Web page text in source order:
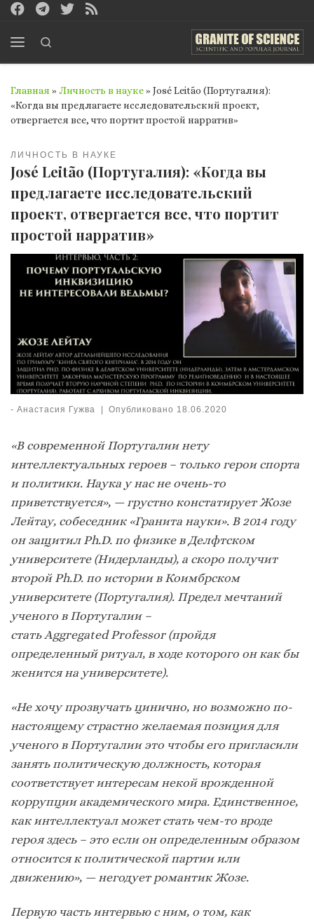
Перейти к содержимому
Главная » Личность в науке» José Leitão (Португалия):
«Когда вы предлагаете исследовательский проект,
отвергается все, что портит простой нарратив»
ЛИЧНОСТЬ В НАУКЕ
José Leitão (Португалия): «Когда вы
предлагаете исследовательский
проект, отвергается все, что портит
простой нарратив»
- Анастасия Гужва | Опубликовано 18.06.2020
«В современной Португалии нету
интеллектуальных героев – только герои спорта
и политики. Наука у нас не очень-то
приветствуется», — грустно констатирует Жозе
Лейтау, собеседник «Гранита науки». В 2014 году
он защитил Ph.D. по физике в Делфтском
университете (Нидерланды), а скоро получит
второй Ph.D. по истории в Коимбрском
университете (Португалия). Предел мечтаний
ученого в Португалии –
статьAggregatedProfessor (пройдя
определенный ритуал, в ходе которого он как бы
женится на университете).
«Не хочу прозвучать цинично, но возможно по-
настоящему страстно желаемая позиция для
ученого в Португалии это чтобы его пригласили
занять политическую должность, которая
соответствует интересам некой врожденной
коррупции академического мира. Единственное,
как интеллектуал может стать чем-то вроде
героя здесь – это если он определенным образом
относится к политической партии или
движению», — негодует романтик Жозе.
Первую часть интервью с ним, о том, как